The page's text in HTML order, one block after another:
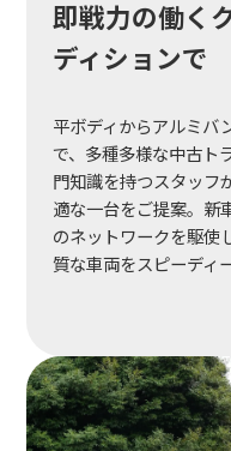
即戦力の働く
ディションで
平ボディからアルミバ
で、多種多様な中古ト
門知識を持つスタッフ
適な一台をご提案。新
のネットワークを駆使
質な車両をスピーディ